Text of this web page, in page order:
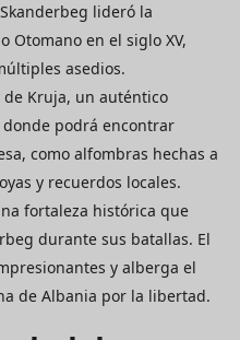
lideró la
Otomano en el siglo XV,
asedios.
de Kruja, un auténtico
podrá encontrar
como alfombras hechas a
y recuerdos locales.
fortaleza histórica que
durante sus batallas. El
y alberga el
de Albania por la libertad.